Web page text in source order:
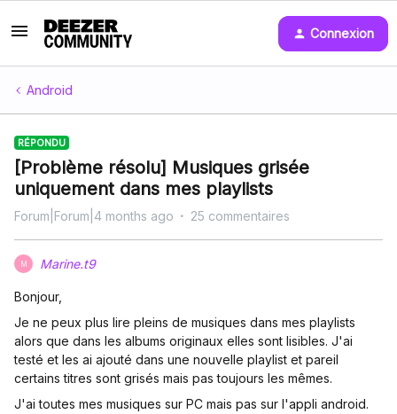
Connexion
Android
RÉPONDU
[Problème résolu] Musiques grisée
uniquement dans mes playlists
Forum|Forum|4 months ago 25 commentaires
M Marine.t9
Bonjour,
Je ne peux plus lire pleins de musiques dans mes playlists
alors que dans les albums originaux elles sont lisibles. J'ai
testé et les ai ajouté dans une nouvelle playlist et pareil
certains titres sont grisés mais pas toujours les mêmes.
J'ai toutes mes musiques sur PC mais pas sur l'appli android.